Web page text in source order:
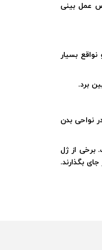
عمل بینی
بسیار
برد.
تکرار کرد تا اثر ماندگاری در نواحی بدن
برخی از ژل
بگذارند.